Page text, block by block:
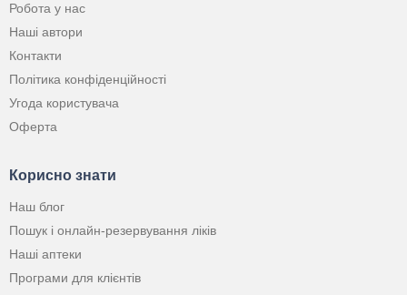
Робота у нас
Наші автори
Контакти
Політика конфіденційності
Угода користувача
Оферта
Корисно знати
Наш блог
Пошук і онлайн-резервування ліків
Наші аптеки
Програми для клієнтів